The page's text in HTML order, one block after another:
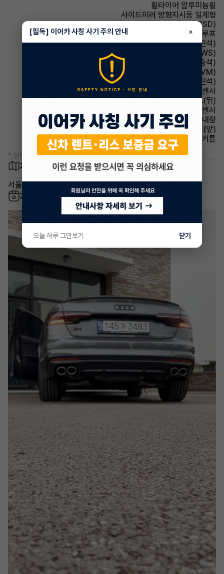
휠타이어 알루미늄휠
사이드미러 방향지시등 일체형
주행안전 후측방경보시스템(BSD)
썬루프 썬루프
시트 메모리시트(운전석)
주행안전 차선이탈경보(LDWS)
시트 전동시트(동승석)
주차보조 어라운드뷰(AVM)
시트 전동시트(운전석)
주차보조 후방감지센서
시트 열선시트(뒤)
주차보조 전방감지센서
스티어링휠 열선내장
시트 열선시트(앞)
에어백 커튼
* 정확한 정보는 판매자와 반드시 확인하시기 바랍니다.
차량 위치
서울 양천구 신정동
차량 영상
[필독] 이어카 사칭 사기 주의 안내 ×
오늘 하루 그만보기 닫기